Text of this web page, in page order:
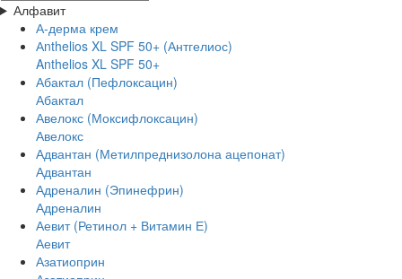
Алфавит
А-дерма крем
Аnthelios XL SPF 50+ (Антгелиос)
Anthelios XL SPF 50+
Абактал (Пефлоксацин)
Абактал
Авелокс (Моксифлоксацин)
Авелокс
Адвантан (Метилпреднизолона ацепонат)
Адвантан
Адреналин (Эпинефрин)
Адреналин
Аевит (Ретинол + Витамин Е)
Аевит
Азатиоприн